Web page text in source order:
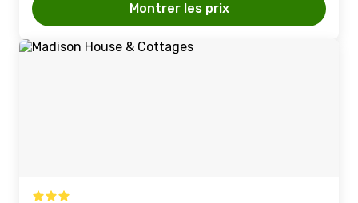
Montrer les prix